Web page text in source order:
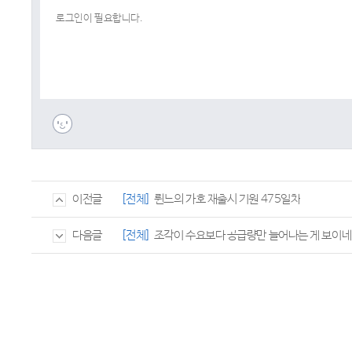
이전글 [전체] 륀느의 가호 재출시 기원 475일차
다음글 [전체] 조각이 수요보다 공급량만 늘어나는 게 보이네